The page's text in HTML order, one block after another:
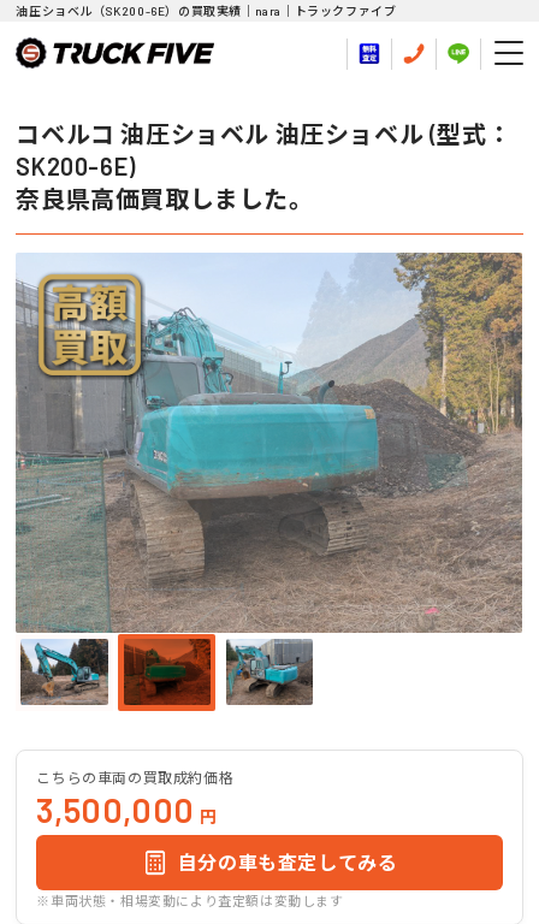
油圧ショベル（SK200-6E）の買取実績｜nara｜トラックファイブ
コベルコ 油圧ショベル 油圧ショベル (型式：
SK200-6E)
奈良県高価買取しました。
こちらの車両の買取成約価格
3,500,000 円
自分の車も査定してみる
※車両状態・相場変動により査定額は変動します